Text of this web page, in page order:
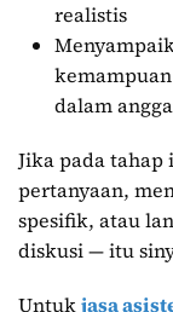
realistis
dalam
Jika pada
pertanyaan,
spesifik, atau
diskusi — itu
Untukjasa